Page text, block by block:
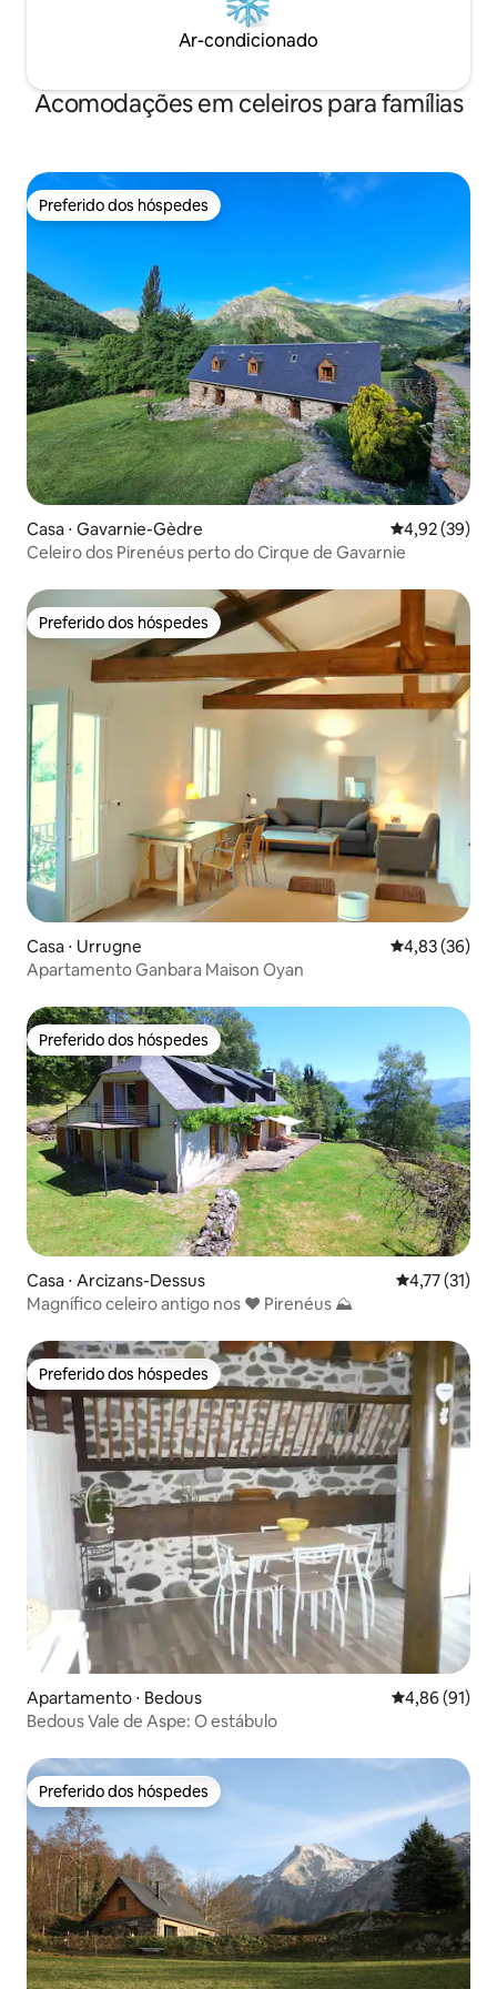
Ar-condicionado
Acomodações em celeiros para famílias
Preferido dos hóspedes
Preferido dos hóspedes
Casa ⋅ Gavarnie-Gèdre 4,92 de uma
4,92 (39)
Celeiro dos Pirenéus perto do Cirque de Gavarnie
Preferido dos hóspedes
Preferido dos hóspedes
Casa ⋅ Urrugne 4,83 de uma
4,83 (36)
Apartamento Ganbara Maison Oyan
Preferido dos hóspedes
Preferido dos hóspedes
Casa ⋅ Arcizans-Dessus 4,77 de uma
4,77 (31)
Magnífico celeiro antigo nos ❤️ Pirenéus ⛰
Preferido dos hóspedes
Preferido dos hóspedes
Apartamento ⋅ Bedous 4,86 de uma
4,86 (91)
Bedous Vale de Aspe: O estábulo
Preferido dos hóspedes
Preferido dos hóspedes